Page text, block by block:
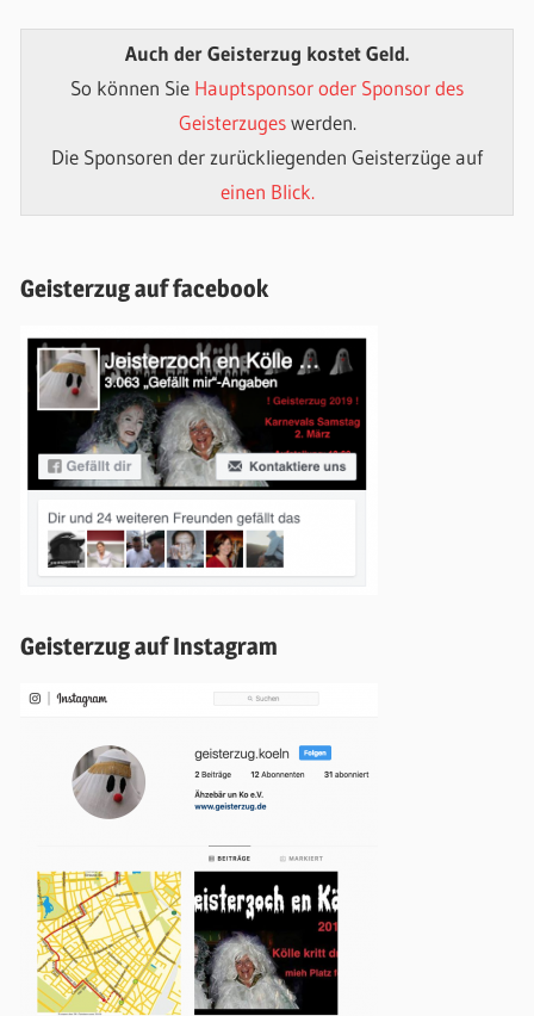
Auch der Geisterzug kostet Geld.
So können Sie Hauptsponsor oder Sponsor des
Geisterzugeswerden.
Die Sponsoren der zurückliegenden Geisterzüge auf
einen Blick.
Geisterzug auf facebook
Geisterzug auf Instagram